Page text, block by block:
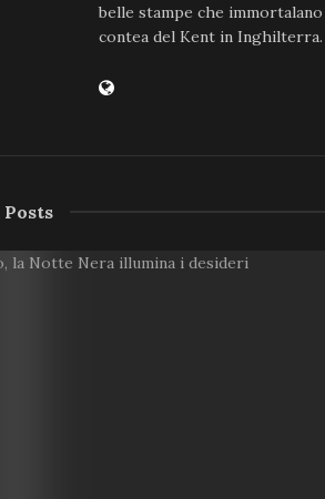
belle stampe che
contea del Kent in Inghilterra.
Posts